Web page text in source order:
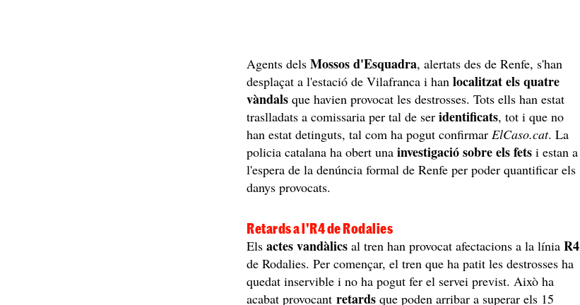
Agents delsMossos d'Esquadra, alertats des de Renfe, s'han
desplaçat a l'estació de Vilafranca i hanlocalitzat els quatre
vàndals que havien provocat les destrosses. Tots ells han estat
traslladats a comissaria per tal de seridentificats, tot i que no
han estat detinguts, tal com ha pogut confirmarElCaso.cat. La
policia catalana ha obert unainvestigació sobre els fets i estan a
l'espera de la denúncia formal de Renfe per poder quantificar els
danys provocats.
Retards a l'R4 de Rodalies
Elsactes vandàlics al tren han provocat afectacions a la líniaR4
de Rodalies. Per començar, el tren que ha patit les destrosses ha
quedat inservible i no ha pogut fer el servei previst. Això ha
acabat provocantretardsque poden arribar a superar els 15